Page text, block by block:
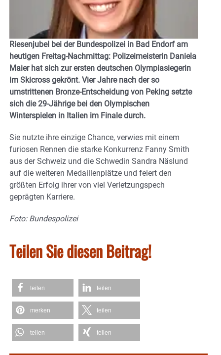
Riesenjubel bei der Bundespolizei in Bad Endorf am
heutigen Freitag-Nachmittag: Polizeimeisterin Daniela
Maier hat sich zur ersten deutschen Olympiasiegerin
im Skicross gekrönt. Vier Jahre nach der so
umstrittenen Bronze-Entscheidung von Peking setzte
sich die 29-Jährige bei den Olympischen
Winterspielen in Italien im Finale durch.
Sie nutzte ihre einzige Chance, verwies mit einem
furiosen Rennen die starke Konkurrenz Fanny Smith
aus der Schweiz und die Schwedin Sandra Näslund
auf die weiteren Medaillenplätze und feiert den
größten Erfolg ihrer von viel Verletzungspech
geprägten Karriere.
Foto: Bundespolizei
Teilen Sie diesen Beitrag!
teilen teilen
merken teilen
teilen teilen